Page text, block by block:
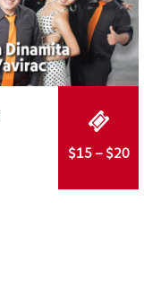
$15 – $20